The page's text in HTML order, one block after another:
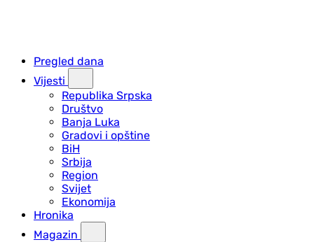
Pregled dana
Vijesti
Republika Srpska
Društvo
Banja Luka
Gradovi i opštine
BiH
Srbija
Region
Svijet
Ekonomija
Hronika
Magazin